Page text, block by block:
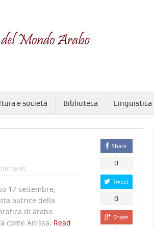
e società Biblioteca Linguistica
17 settembre,
autrice della
di arabo
come Anissa. Read
Share
0
Tweet
0
Share